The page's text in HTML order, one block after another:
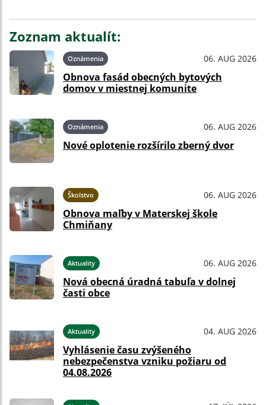
Zoznam aktualít:
Oznámenia 06. AUG 2026
Obnova fasád obecných bytových
domov v miestnej komunite
Oznámenia 06. AUG 2026
Nové oplotenie rozšírilo zberný dvor
Školstvo 06. AUG 2026
Obnova maľby v Materskej škole
Chmiňany
Aktuality 06. AUG 2026
Nová obecná úradná tabuľa v dolnej
časti obce
Aktuality 04. AUG 2026
Vyhlásenie času zvýšeného
nebezpečenstva vzniku požiaru od
04.08.2026